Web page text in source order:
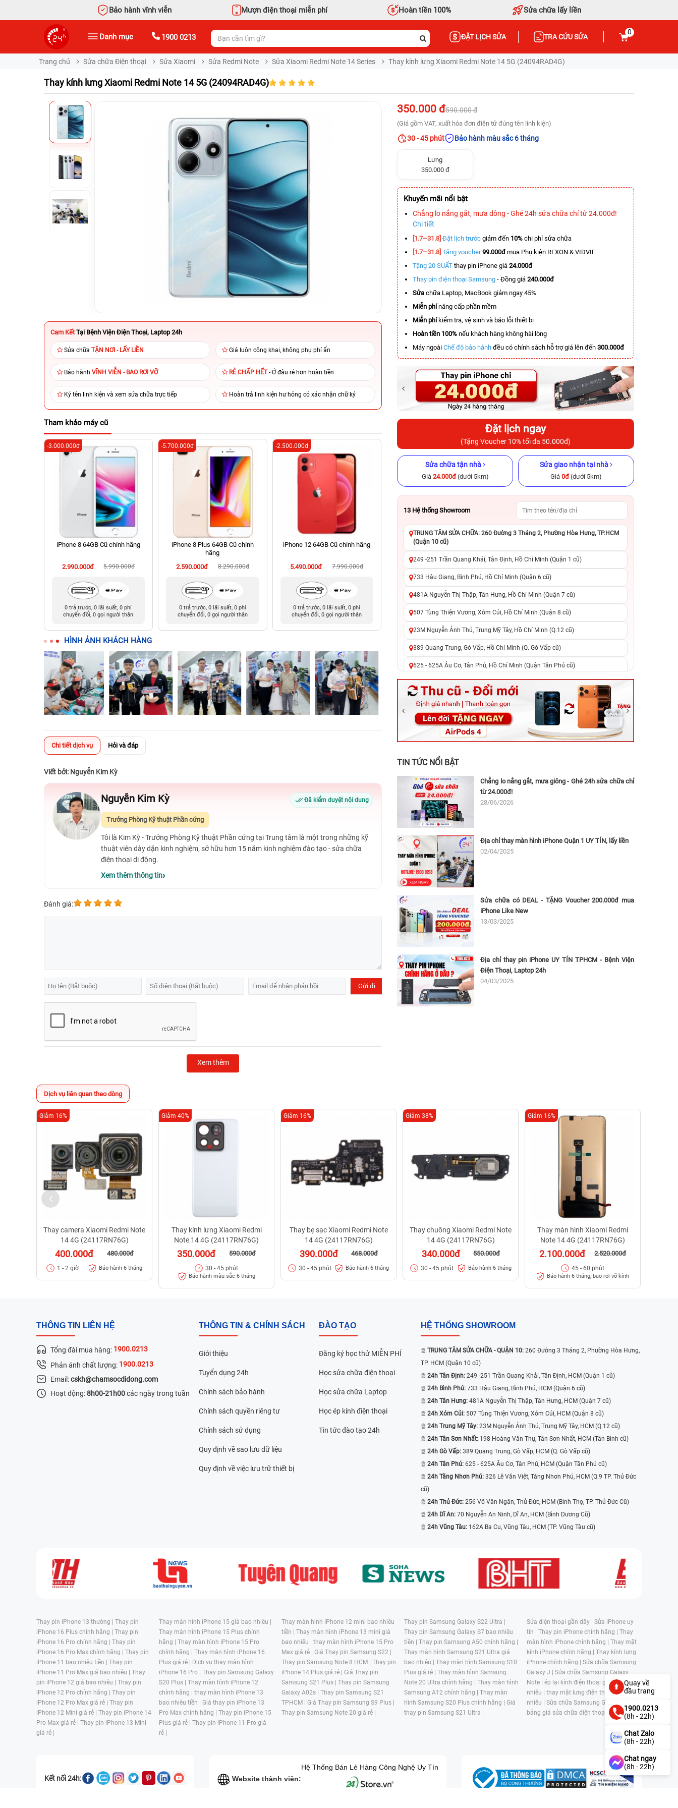
Bảo hành vĩnh viễn Mượn điện thoại miễn phí Hoàn tiền 100% Sửa chữa lấy liền
Danh mục 1900 0213 ĐẶT LỊCH SỬA TRA CỨU SỬA
0
Trang chủ Sửa chữa Điện thoại Sửa Xiaomi Sửa Redmi Note Sửa Xiaomi Redmi Note 14 Series Thay kính lưng Xiaomi Redmi Note 14 5G (24094RAD4G)
Thay kính lưng Xiaomi Redmi Note 14 5G (24094RAD4G)
Cam Kết Tại Bệnh Viện Điện Thoại, Laptop 24h
Sửa chữa TẬN NƠI - LẤY LIỀN Giá luôn công khai, không phụ phí ẩn
Bảo hành VĨNH VIỄN - BAO RƠI VỠ RẺ CHẤP HẾT- Ở đâu rẻ hơn hoàn tiền
Ký tên linh kiện và xem sửa chữa trực tiếp Hoàn trả linh kiện hư hỏng có xác nhận chữ ký
Tham khảo máy cũ
iPhone 8 64GB Cũ chính hãng
2.990.000đ 5.990.000đ
-3.000.000đ
0 trả trước, 0 lãi suất, 0 phí
chuyển đổi, 0 gọi người thân
iPhone 8 Plus 64GB Cũ chính
hãng
2.590.000đ
8.290.000đ
-5.700.000đ
0 trả trước, 0 lãi suất, 0 phí
chuyển đổi, 0 gọi người thân
iPhone 12 64GB Cũ chính hãng
5.490.000đ 7.990.000đ
-2.500.000đ
0 trả trước, 0 lãi suất, 0 phí
chuyển đổi, 0 gọi người thân
iPhone 13 Pro 128GB Cũ chính
hãng
8.490.000đ
13.990.000đ
-5.500.000đ
chuyển đổi, 0 gọi người thân
hãng
14.090.000đ
17.990.000đ
-3.900.000đ
chuyển đổi, 0 gọi người thân
-2.900.000đ
HÌNH ẢNH KHÁCH HÀNG
Chi tiết dịch vụ Hỏi và đáp
Viết bởi: Nguyễn Kim Kỳ
Nguyễn Kim Kỳ Đã kiểm duyệt nội dung
Trưởng Phòng Kỹ thuật Phần cứng
Tôi là Kim Kỳ - Trưởng Phòng Kỹ thuật Phần cứng tại Trung tâm là một trong những kỹ
thuật viên dày dặn kinh nghiệm, sở hữu hơn 15 năm kinh nghiệm đào tạo - sửa chữa
điện thoại di động.
Xem thêm thông tin
Đánh giá:
Xem thêm
350.000 đ590.000 đ
(Giá gồm VAT, xuất hóa đơn điện tử đúng tên linh kiện)
30 - 45 phút Bảo hành màu sắc 6 tháng
Lưng
350.000 đ
Khuyến mãi nổi bật
Chẳng lo nắng gắt, mưa dông - Ghé 24h sửa chữa chỉ từ 24.000đ!
Chi tiết
[1.7–31.8] Đặt lịch trước giảm đến 10% chi phí sửa chữa
[1.7–31.8] Tặng voucher 99.000đmua Phụ kiện REXON & VIDVIE
Tặng 20 SUẤT thay pin iPhone giá 24.000đ
Thay pin điện thoại Samsung - Đồng giá 240.000đ
Sửa chữa Laptop, MacBook giảm ngay 45%
Miễn phínâng cấp phần mềm
Miễn phíkiểm tra, vệ sinh và báo lỗi thiết bị
Hoàn tiền 100% nếu khách hàng không hài lòng
Máy ngoài Chế độ bảo hành đều có chính sách hỗ trợ giá lên đến 300.000đ
Đặt lịch ngay
(Tặng Voucher 10% tối đa 50.000đ)
Sửa chữa tận nhà
Giá 24.000đ(dưới 5km)
Sửa giao nhận tại nhà
Giá 0đ(dưới 5km)
13 Hệ thống Showroom
TRUNG TÂM SỬA CHỮA: 260 Đường 3 Tháng 2, Phường Hòa Hưng, TP.HCM
(Quận 10 cũ)
249 -251 Trần Quang Khải, Tân Định, Hồ Chí Minh (Quận 1 cũ)
733 Hậu Giang, Bình Phú, Hồ Chí Minh (Quận 6 cũ)
481A Nguyễn Thị Thập, Tân Hưng, Hồ Chí Minh (Quận 7 cũ)
507 Tùng Thiện Vương, Xóm Củi, Hồ Chí Minh (Quận 8 cũ)
23M Nguyễn Ảnh Thủ, Trung Mỹ Tây, Hồ Chí Minh (Q.12 cũ)
389 Quang Trung, Gò Vấp, Hồ Chí Minh (Q. Gò Vấp cũ)
625 - 625A Âu Cơ, Tân Phú, Hồ Chí Minh (Quận Tân Phú cũ)
326 Lê Văn Việt, Tăng Nhơn Phú, Hồ Chí Minh (Q.9 TP. Thủ Đức cũ)
256 Võ Văn Ngân, Thủ Đức, Hồ Chí Minh (Bình Thọ, TP. Thủ Đức Cũ)
70 Nguyễn An Ninh, Dĩ An, Hồ Chí Minh (Bình Dương Cũ)
24h Vũng Tàu: 162A Ba Cu, Vũng Tàu, Hồ Chí Minh (TP. Vũng Tàu cũ)
TIN TỨC NỔI BẬT
Chẳng lo nắng gắt, mưa giông - Ghé 24h sửa chữa chỉ
từ 24.000đ!
28/06/2026
Địa chỉ thay màn hình iPhone Quận 1 UY TÍN, lấy liền
02/04/2025
Sửa chữa có DEAL - TẶNG Voucher 200.000đ mua
iPhone Like New
13/03/2025
Địa chỉ thay pin iPhone UY TÍN TPHCM - Bệnh Viện
Điện Thoại, Laptop 24h
04/03/2025
Dịch vụ liên quan theo dòng
Thay camera Xiaomi Redmi Note
14 4G (24117RN76G)
400.000đ 480.000đ
Giảm 16%
1 - 2 giờ Bảo hành 6 tháng
Thay kính lưng Xiaomi Redmi
Note 14 4G (24117RN76G)
350.000đ 590.000đ
Giảm 40%
30 - 45 phút
Bảo hành màu sắc 6 tháng
Thay bẹ sạc Xiaomi Redmi Note
14 4G (24117RN76G)
390.000đ 468.000đ
Giảm 16%
30 - 45 phút Bảo hành 6 tháng
Thay chuông Xiaomi Redmi Note
14 4G (24117RN76G)
340.000đ 550.000đ
Giảm 38%
30 - 45 phút Bảo hành 6 tháng
Thay màn hình Xiaomi Redmi
Note 14 4G (24117RN76G)
2.100.000đ 2.520.000đ
Giảm 16%
45 - 60 phút
Bảo hành 6 tháng, bao rơi vỡ kính
THÔNG TIN LIÊN HỆ
Tổng đài mua hàng: 1900.0213
Phản ánh chất lượng: 1900.0213
Email:cskh@chamsocdidong.com
Hoạt động:8h00-21h00các ngày trong tuần
THÔNG TIN & CHÍNH SÁCH
Giới thiệu
Tuyển dụng 24h
Chính sách bảo hành
Chính sách quyền riêng tư
Chính sách sử dụng
Quy định về sao lưu dữ liệu
Quy định về việc lưu trữ thiết bị
ĐÀO TẠO
Đăng ký học thử MIỄN PHÍ
Học sửa chữa điện thoại
Học sửa chữa Laptop
Học ép kính điện thoại
Tin tức đào tạo 24h
HỆ THỐNG SHOWROOM
TRUNG TÂM SỬA CHỮA - QUẬN 10: 260 Đường 3 Tháng 2, Phường Hòa Hưng,
TP. HCM (Quận 10 cũ)
24h Tân Định: 249 -251 Trần Quang Khải, Tân Định, HCM (Quận 1 cũ)
24h Bình Phú: 733 Hậu Giang, Bình Phú, HCM (Quận 6 cũ)
24h Tân Hưng: 481A Nguyễn Thị Thập, Tân Hưng, HCM (Quận 7 cũ)
24h Xóm Củi: 507 Tùng Thiện Vương, Xóm Củi, HCM (Quận 8 cũ)
24h Trung Mỹ Tây: 23M Nguyễn Ảnh Thủ, Trung Mỹ Tây, HCM (Q.12 cũ)
24h Tân Sơn Nhất: 198 Hoàng Văn Thụ, Tân Sơn Nhất, HCM (Tân Bình cũ)
24h Gò Vấp: 389 Quang Trung, Gò Vấp, HCM (Q. Gò Vấp cũ)
24h Tân Phú: 625 - 625A Âu Cơ, Tân Phú, HCM (Quận Tân Phú cũ)
24h Tăng Nhơn Phú: 326 Lê Văn Việt, Tăng Nhơn Phú, HCM (Q.9 TP. Thủ Đức
cũ)
24h Thủ Đức: 256 Võ Văn Ngân, Thủ Đức, HCM (Bình Thọ, TP. Thủ Đức Cũ)
24h Dĩ An: 70 Nguyễn An Ninh, Dĩ An, HCM (Bình Dương Cũ)
24h Vũng Tàu: 162A Ba Cu, Vũng Tàu, HCM (TP. Vũng Tàu cũ)
Thay pin iPhone 13 thường | Thay pin
iPhone 16 Plus chính hãng | Thay pin
iPhone 16 Pro chính hãng | Thay pin
iPhone 16 Pro Max chính hãng | Thay pin
iPhone 11 bao nhiêu tiền | Thay pin
iPhone 11 Pro Max giá bao nhiêu | Thay
pin iPhone 12 giá bao nhiêu | Thay pin
iPhone 12 Pro chính hãng | Thay pin
iPhone 12 Pro Max giá rẻ | Thay pin
iPhone 12 Mini giá rẻ | Thay pin iPhone 14
Pro Max giá rẻ | Thay pin iPhone 13 Mini
giá rẻ |
Thay màn hình iPhone 15 giá bao nhiêu |
Thay màn hình iPhone 15 Plus chính
hãng | Thay màn hình iPhone 15 Pro
chính hãng | Thay màn hình iPhone 16
Plus giá rẻ | Dịch vụ thay màn hình
iPhone 16 Pro | Thay pin Samsung Galaxy
S20 Plus | Thay màn hình iPhone 12
chính hãng | thay màn hình iPhone 13
bao nhiêu tiền | Giá thay pin iPhone 13
Pro Max chính hãng | Thay pin iPhone 15
Plus giá rẻ | Thay pin iPhone 11 Pro giá
rẻ |
Thay màn hình iPhone 12 mini bao nhiêu
tiền | Thay màn hình iPhone 13 mini giá
bao nhiêu | thay màn hình iPhone 15 Pro
Max giá rẻ | Giá Thay pin Samsung S22 |
Thay pin Samsung Note 8 HCM | Thay pin
iPhone 14 Plus giá rẻ | Giá Thay pin
Samsung S21 Plus | Thay pin Samsung
Galaxy A02s | Thay pin Samsung S21
TPHCM | Giá Thay pin Samsung S9 Plus |
Thay pin Samsung Note 20 giá rẻ |
Thay pin Samsung Galaxy S22 Ultra |
Thay pin Samsung Galaxy S7 bao nhiêu
tiền | Thay pin Samsung A50 chính hãng |
Thay màn hình Samsung S21 Ultra giá
bao nhiêu | Thay màn hình Samsung S10
Plus giá rẻ | Thay màn hình Samsung
Note 20 Ultra chính hãng | Thay màn hình
Samsung A12 chính hãng | Thay màn
hình Samsung S20 Plus chính hãng | Giá
thay pin Samsung S21 Ultra |
Sửa điện thoại gần đây | Sửa iPhone uy
tín | Thay pin iPhone chính hãng | Thay
màn hình iPhone chính hãng | Thay mặt
kính iPhone chính hãng | Thay kính lưng
iPhone chính hãng | Sửa chữa Samsung
Galaxy J | Sửa chữa Samsung Galaxy
Note | ép lại kính điện thoại giá bao
nhiêu | thay mặt lưng điện thoại giá bao
nhiêu | Sửa chữa Samsung Galaxy S |
bảng giá sửa chữa điện thoại samsung |
Kết nối 24h: Website thành viên:
Hệ Thống Bán Lẻ Hàng Công Nghệ Uy Tín
Quay về
đầu trang
1900.0213
(8h - 22h)
Chat Zalo
(8h - 22h)
Chat ngay
(8h - 22h)